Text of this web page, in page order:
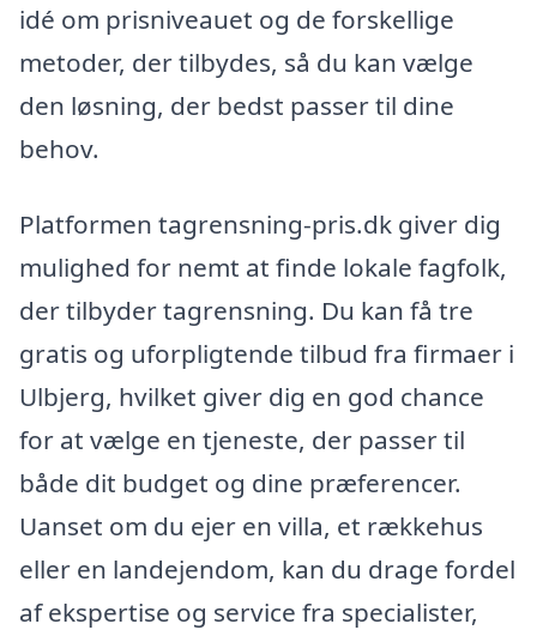
idé om prisniveauet og de forskellige
metoder, der tilbydes, så du kan vælge
den løsning, der bedst passer til dine
behov.
Platformen tagrensning-pris.dk giver dig
mulighed for nemt at finde lokale fagfolk,
der tilbyder tagrensning. Du kan få tre
gratis og uforpligtende tilbud fra firmaer i
Ulbjerg, hvilket giver dig en god chance
for at vælge en tjeneste, der passer til
både dit budget og dine præferencer.
Uanset om du ejer en villa, et rækkehus
eller en landejendom, kan du drage fordel
af ekspertise og service fra specialister,